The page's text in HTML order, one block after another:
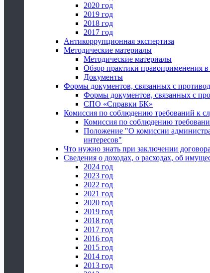
2020 год
2019 год
2018 год
2017 год
Антикоррупционная экспертиза
Методические материалы
Методические материалы
Обзор практики правоприменения в
Документы
Формы документов, связанных с
Формы документов, связанных с
СПО «Справки БК»
Комиссия по соблюдению требований к
Комиссия по соблюдению
Положение "О комиссии
интересов"
Что нужно знать при заключении
Сведения о доходах, о расходах, об
2024 год
2023 год
2022 год
2021 год
2020 год
2019 год
2018 год
2017 год
2016 год
2015 год
2014 год
2013 год